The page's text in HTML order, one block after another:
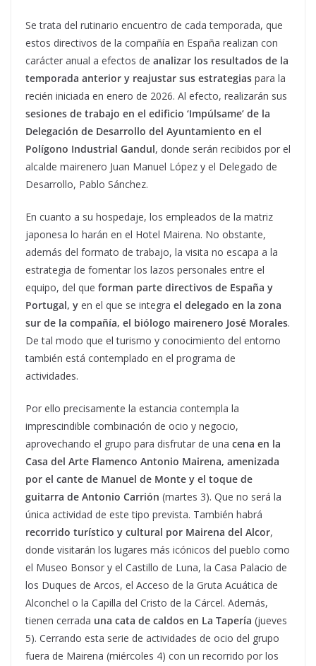
Se trata del rutinario encuentro de cada temporada, que
estos directivos de la compañía en España realizan con
carácter anual a efectos de analizar los resultados de la
temporada anterior y reajustar sus estrategias para la
recién iniciada en enero de 2026. Al efecto, realizarán sus
sesiones de trabajo en el edificio ‘Impúlsame’ de la
Delegación de Desarrollo del Ayuntamiento en el
Polígono Industrial Gandul, donde serán recibidos por el
alcalde mairenero Juan Manuel López y el Delegado de
Desarrollo, Pablo Sánchez.
En cuanto a su hospedaje, los empleados de la matriz
japonesa lo harán en el Hotel Mairena. No obstante,
además del formato de trabajo, la visita no escapa a la
estrategia de fomentar los lazos personales entre el
equipo, del que forman parte directivos de España y
Portugal, y en el que se integra el delegado en la zona
sur de la compañía, el biólogo mairenero José Morales.
De tal modo que el turismo y conocimiento del entorno
también está contemplado en el programa de
actividades.
Por ello precisamente la estancia contempla la
imprescindible combinación de ocio y negocio,
aprovechando el grupo para disfrutar de una cena en la
Casa del Arte Flamenco Antonio Mairena, amenizada
por el cante de Manuel de Monte y el toque de
guitarra de Antonio Carrión (martes 3). Que no será la
única actividad de este tipo prevista. También habrá
recorrido turístico y cultural por Mairena del Alcor,
donde visitarán los lugares más icónicos del pueblo como
el Museo Bonsor y el Castillo de Luna, la Casa Palacio de
los Duques de Arcos, el Acceso de la Gruta Acuática de
Alconchel o la Capilla del Cristo de la Cárcel. Además,
tienen cerrada una cata de caldos en La Tapería (jueves
5). Cerrando esta serie de actividades de ocio del grupo
fuera de Mairena (miércoles 4) con un recorrido por los